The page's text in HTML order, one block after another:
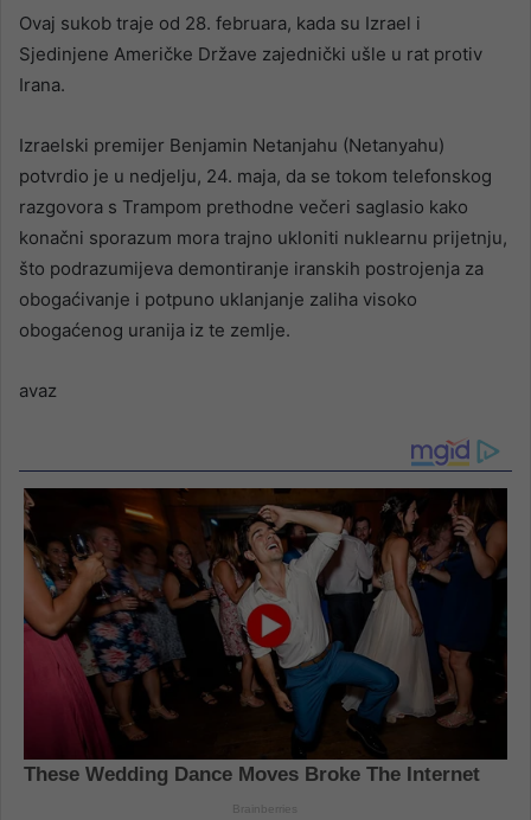
Ovaj sukob traje od 28. februara, kada su Izrael i
Sjedinjene Američke Države zajednički ušle u rat protiv
Irana.
Izraelski premijer Benjamin Netanjahu (Netanyahu)
potvrdio je u nedjelju, 24. maja, da se tokom telefonskog
razgovora s Trampom prethodne večeri saglasio kako
konačni sporazum mora trajno ukloniti nuklearnu prijetnju,
što podrazumijeva demontiranje iranskih postrojenja za
obogaćivanje i potpuno uklanjanje zaliha visoko
obogaćenog uranija iz te zemlje.
avaz